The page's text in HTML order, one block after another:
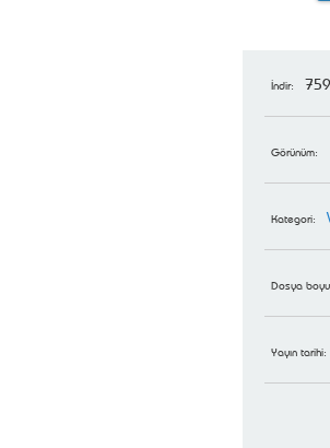
İndir: 759
Görünüm:
Kategori:
Dosya
Yayın tarihi: